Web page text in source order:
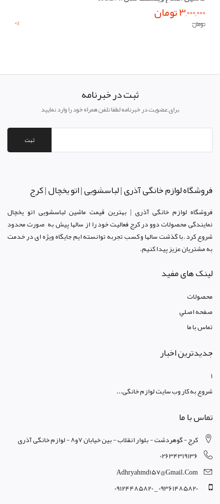
3,000,000 تومان
تومان 0%
ثبت در خبرنامه
برای عضویت در خبرنامه لطفا تلفن همراه خود را وارد نمایید
ثبت
فروشگاه لوازم خانگی آذری | لباسشویی | اتو یخچال | کرج
فروشگاه لوازم خانگی آذری | بهترین قیمت ماشین لباسشویی اتو یخچال
نمایندگی محصولات دوو در کرجفعالیت خود را از سالها پیش به صورت محدود
شروع کرد .با گذشت سالها و کسب تجربه توانسته ایم جایگاه ویژه ای در خدمت
به مشتریان عزیز پیدا کنیم.
لینک های مفید
محصولات
صفحه اصلي
تماس با ما
جدیدترین اخبار
1
شروع به کار وب سایت لوازم خانگی...
تماس با ما
کرج - گوهردشت - بلوار انقلاب - بین خیابان 7و8 - لوازم خانگی آذری
02634319136
Adhryahmd157@gmail.com
09361485820 _ 09124485820